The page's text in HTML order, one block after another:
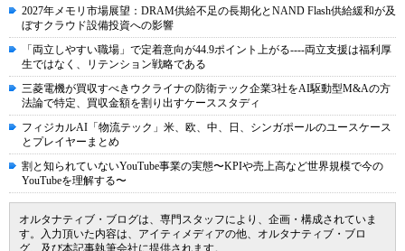
2027年メモリ市場展望：DRAM供給不足の長期化とNAND Flash供給緩和が及
ぼすクラウド設備投資への影響
「両立しやすい職場」で定着意向が44.9ポイント上がる----両立支援は福利厚
生ではなく、リテンション戦略である
三菱電機が買収すべきウクライナの防衛テック企業3社をAI駆動型M&Aの方
法論で特定、買収金額を割り出すケーススタディ
フィジカルAI「物流テック」米、欧、中、日、シンガポールのユースケース
とプレイヤーまとめ
割と知られていないYouTube事業の実態〜KPIや売上高など世界規模で今の
YouTubeを理解する〜
オルタナティブ・ブログは、専門スタッフにより、企画・構成されていま
す。入力頂いた内容は、アイティメディアの他、オルタナティブ・ブロ